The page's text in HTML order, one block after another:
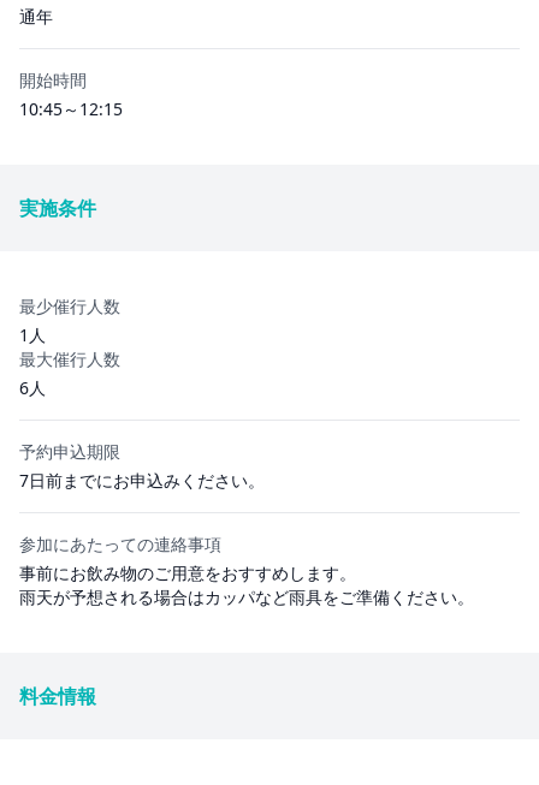
通年
開始時間
10:45～12:15
実施条件
最少催行人数
1人
最大催行人数
6人
予約申込期限
7日前までにお申込みください。
参加にあたっての連絡事項
事前にお飲み物のご用意をおすすめします。
雨天が予想される場合はカッパなど雨具をご準備ください。
料金情報